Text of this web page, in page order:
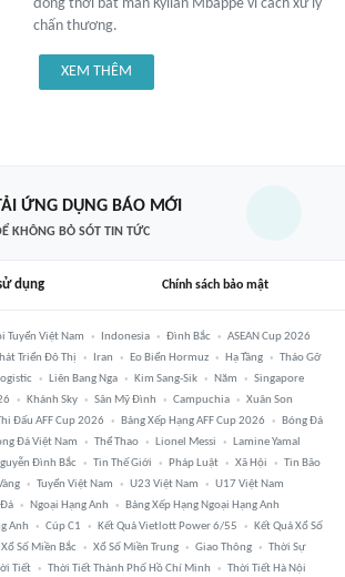
đồng thời bất mãn Kylian Mbappe vì cách xử lý
chấn thương.
XEM THÊM
ỨNG DỤNG BÁO MỚI
KHÔNG BỎ SÓT TIN TỨC
dụng Chính sách bảo mật
Tuyển Việt Nam Indonesia Đình Bắc
ASEAN Cup 2026
Triển Đô Thị Iran Eo Biển Hormuz Hạ Tầng
Tháo Gỡ
Liên Bang Nga Kim Sang-Sik Năm
Singapore
Khánh Sky Sân Mỹ Đình Campuchia
Xuân Son
Đấu AFF Cup 2026 Bảng Xếp Hạng AFF Cup 2026
Bóng Đá
Đá Việt Nam Thể Thao Lionel Messi
Lamine Yamal
Đình Bắc Tin Thế Giới Pháp Luật Xã Hội
Tin Bão
Tuyển Việt Nam U23 Việt Nam
U17 Việt Nam
Ngoại Hạng Anh
Bảng Xếp Hạng Ngoại Hạng Anh
Anh
Cúp C1 Kết Quả Vietlott Power 6/55
Kết Quả Xổ Số
Xổ Số Miền Bắc Xổ Số Miền Trung Giao Thông
Thời Sự
Tiết Thời Tiết Thành Phố Hồ Chí Minh Thời Tiết Hà Nội